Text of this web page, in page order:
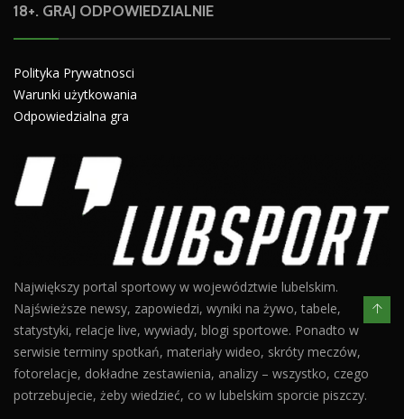
18+. GRAJ ODPOWIEDZIALNIE
Polityka Prywatnosci
Warunki użytkowania
Odpowiedzialna gra
Największy portal sportowy w województwie lubelskim.
Najświeższe newsy, zapowiedzi, wyniki na żywo, tabele,
statystyki, relacje live, wywiady, blogi sportowe. Ponadto w
serwisie terminy spotkań, materiały wideo, skróty meczów,
fotorelacje, dokładne zestawienia, analizy – wszystko, czego
potrzebujecie, żeby wiedzieć, co w lubelskim sporcie piszczy.